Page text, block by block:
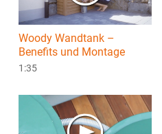
Woody Wandtank –
Benefits und Montage
1:35